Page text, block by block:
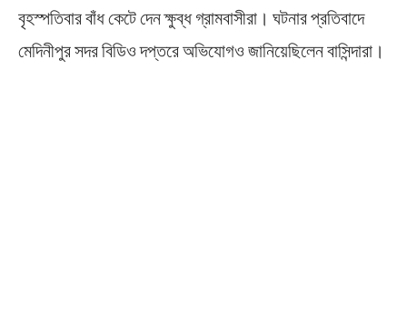
বৃহস্পতিবার বাঁধ কেটে দেন ক্ষুব্ধ গ্রামবাসীরা। ঘটনার প্রতিবাদে
মেদিনীপুর সদর বিডিও দপ্তরে অভিযোগও জানিয়েছিলেন বাসিন্দারা।